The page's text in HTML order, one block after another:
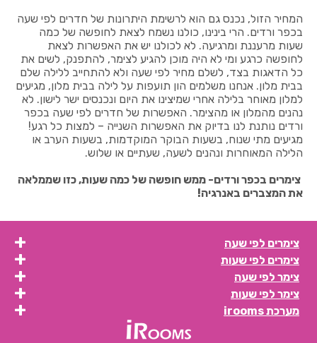
המחיר הזול, נכנס גם הוא לרשימת היתרונות של חדרים לפי שעה
בכפר ורדים. הרי בינינו, כולנו נשמח לצאת לחופשה של כמה
שעות מרעננת ומרגיעה. לא לכולנו יש את האפשרות לצאת
לחופשה כרגע ומי לא היה מוכן להגיע לצימר, להתפנק, לשים את
כל הדאגות בצד, לשלם מחיר לפי שעה ולא להתחייב ללילה שלם
בבית מלון. אנחנו משלמים הון תועפות על לילה בבית מלון, מגיעים
למלון מאוחר בלילה אחרי שמיצינו את היום ונכנסים ישר לישון. לא
נהנים מהמלון או מהצימר. האפשרות של חדרים לפי שעה בכפר
ורדים נותנת לנו בדיוק את האפשרות השנייה – למצות כל רגע!
מגיעים מתי שנוח, בשעות הבוקר המוקדמות, בשעות הערב או
הלילה המאוחרות ונהנים לשעה, שעתיים או שלוש.
צימרים בכפר ורדים- ממש חופשה של כמה שעות, כזו שממלאה
את המצברים באנרגיה!
צימרים לפי שעה
צימרים לפי שעות
צימר לפי שעה
צימר לפי שעות
מערכת irooms